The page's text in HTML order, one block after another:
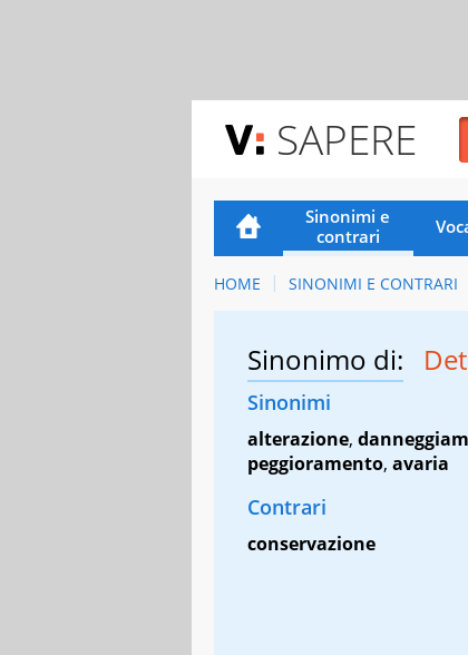
SAPERE
Sinonimi e
contrari
HOME SINONIMI E CONTRARI
Sinonimo di:
Sinonimi
alterazione,
peggioramento, avaria
Contrari
conservazione